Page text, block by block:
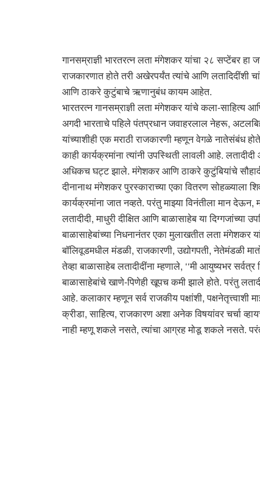
गानसम्राज्ञी भारतरत्न लता मंगेशकर यांचा २८ सप्टेंबर हा
राजकारणात होते तरी अखेरपर्यंत त्यांचे आणि लतादिदींशी
आणि ठाकरे कुटुंबाचे ऋणानुबंध कायम आहेत.
भारतरत्न गानसम्राज्ञी लता मंगेशकर यांचे कला-साहित्य
अगदी भारताचे पहिले पंतप्रधान जवाहरलाल नेहरू,
यांच्याशीही एक मराठी राजकारणी म्हणून वेगळे नातेसंबंध
काही कार्यक्रमांना त्यांनी उपस्थिती लावली आहे.
अधिकच घट्ट झाले. मंगेशकर आणि ठाकरे कुटुंबियांचे
दीनानाथ मंगेशकर पुरस्काराच्या एका वितरण
कार्यक्रमांना जात नव्हते. परंतु माझ्या विनंतीला मान
लतादीदी, माधुरी दीक्षित आणि बाळासाहेब या
बाळासाहेबांच्या निधनानंतर एका मुलाखतीत लता मंगेशकर
बॉलिवूडमधील मंडळी, राजकारणी, उद्योगपती, नेतेमंडळी
तेव्हा बाळासाहेब लतादीदींना म्हणाले, ‘‘मी आयुष्यभर
बाळासाहेबांचे खाणे-पिणेही खूपच कमी झाले होते. परंतु
आहे. कलाकार म्हणून सर्व राजकीय पक्षांशी,
क्रीडा, साहित्य, राजकारण अशा अनेक विषयांवर चर्चा
नाही म्हणू शकले नसते, त्यांचा आग्रह मोडू शकले नसते.